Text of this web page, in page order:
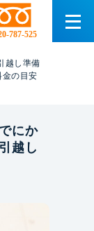
787-525
越し準備
金の目安
にか
越し